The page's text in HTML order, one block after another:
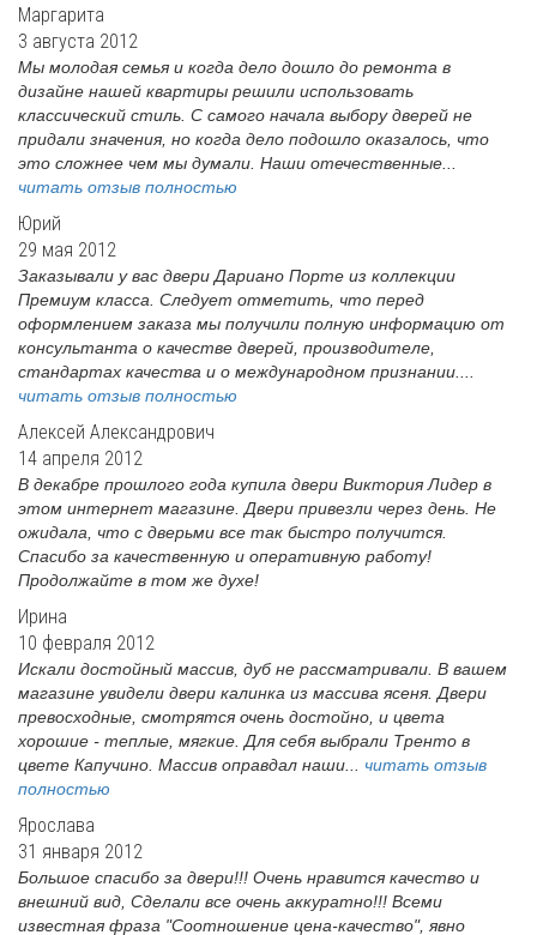
Маргарита
3 августа 2012
Мы молодая семья и когда дело дошло до ремонта в
дизайне нашей квартиры решили использовать
классический стиль. С самого начала выбору дверей не
придали значения, но когда дело подошло оказалось, что
это сложнее чем мы думали. Наши отечественные...
читать отзыв полностью
Юрий
29 мая 2012
Заказывали у вас двери Дариано Порте из коллекции
Премиум класса. Следует отметить, что перед
оформлением заказа мы получили полную информацию от
консультанта о качестве дверей, производителе,
стандартах качества и о международном признании....
читать отзыв полностью
Алексей Александрович
14 апреля 2012
В декабре прошлого года купила двери Виктория Лидер в
этом интернет магазине. Двери привезли через день. Не
ожидала, что с дверьми все так быстро получится.
Спасибо за качественную и оперативную работу!
Продолжайте в том же духе!
Ирина
10 февраля 2012
Искали достойный массив, дуб не рассматривали. В вашем
магазине увидели двери калинка из массива ясеня. Двери
превосходные, смотрятся очень достойно, и цвета
хорошие - теплые, мягкие. Для себя выбрали Тренто в
цвете Капучино. Массив оправдал наши... читать отзыв
полностью
Ярослава
31 января 2012
Большое спасибо за двери!!! Очень нравится качество и
внешний вид, Сделали все очень аккуратно!!! Всеми
известная фраза "Соотношение цена-качество", явно